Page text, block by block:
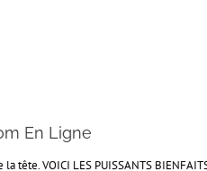
En Ligne
VOICI LES PUISSANTS